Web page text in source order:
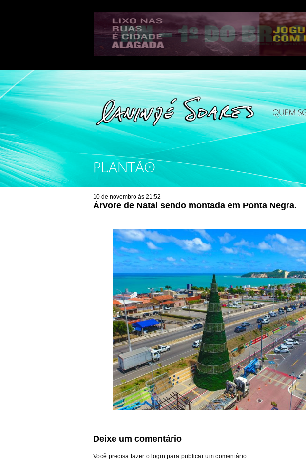
PLANTÃO
10 de novembro às 21:52
Árvore de Natal sendo montada em Ponta Negra.
Deixe um comentário
Você precisa fazer o login para publicar um comentário.